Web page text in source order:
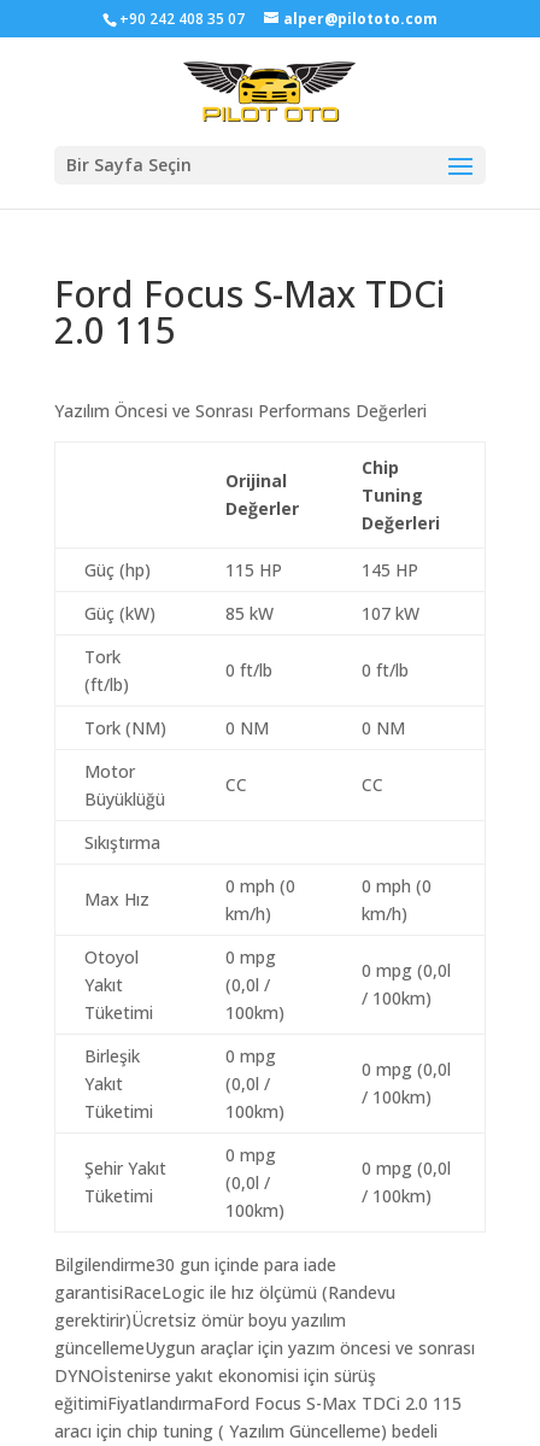
+90 242 408 35 07 alper@pilototo.com
Bir Sayfa Seçin
Ford Focus S-Max TDCi
2.0 115
Yazılım Öncesi ve Sonrası Performans Değerleri
Orijinal
Değerler
Chip
Tuning
Değerleri
Güç (hp) 115 HP
145 HP
Güç (kW)
85 kW
107 kW
Tork
(ft/lb)
0 ft/lb 0 ft/lb
Tork (NM) 0 NM
0 NM
Motor
Büyüklüğü
CC CC
Sıkıştırma
Max Hız
0 mph (0
km/h)
0 mph (0
km/h)
Otoyol
Yakıt
Tüketimi
0 mpg
(0,0l /
100km)
0 mpg (0,0l
/ 100km)
Birleşik
Yakıt
Tüketimi
0 mpg
(0,0l /
100km)
0 mpg (0,0l
/ 100km)
Şehir Yakıt
Tüketimi
0 mpg
(0,0l /
100km)
0 mpg (0,0l
/ 100km)
Bilgilendirme30 gun içinde para iade
garantisiRaceLogic ile hız ölçümü (Randevu
gerektirir)Ücretsiz ömür boyu yazılım
güncellemeUygun araçlar için yazım öncesi ve sonrası
DYNOİstenirse yakıt ekonomisi için sürüş
eğitimiFiyatlandırmaFord Focus S-Max TDCi 2.0 115
aracı için chip tuning ( Yazılım Güncelleme) bedeli